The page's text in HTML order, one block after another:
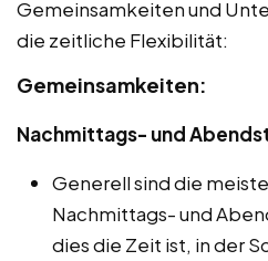
Gemeinsamkeiten und
die zeitliche Flexibilität:
Gemeinsamkeiten:
Nachmittags- und
Generell sind die
Nachmittags- und
dies die Zeit ist, in der